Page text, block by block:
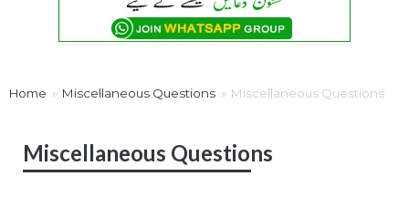
Home Miscellaneous Questions Miscellaneous Questions
Miscellaneous Questions